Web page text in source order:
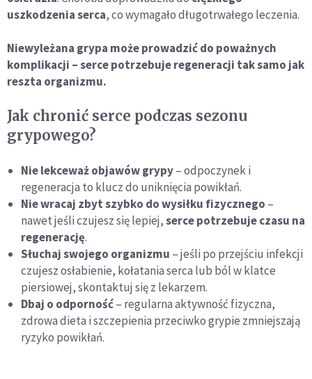
uszkodzenia serca, co wymagało długotrwałego leczenia.
Niewyleżana grypa może prowadzić do poważnych
komplikacji – serce potrzebuje regeneracji tak samo jak
reszta organizmu.
Jak chronić serce podczas sezonu
grypowego?
Nie lekceważ objawów grypy– odpoczynek i
regeneracja to klucz do uniknięcia powikłań.
Nie wracaj zbyt szybko do wysiłku fizycznego –
nawet jeśli czujesz się lepiej,serce potrzebuje czasu na
regenerację.
Słuchaj swojego organizmu – jeśli po przejściu infekcji
czujesz osłabienie, kołatania serca lub ból w klatce
piersiowej, skontaktuj się z lekarzem.
Dbaj o odporność– regularna aktywność fizyczna,
zdrowa dieta i szczepienia przeciwko grypie zmniejszają
ryzyko powikłań.